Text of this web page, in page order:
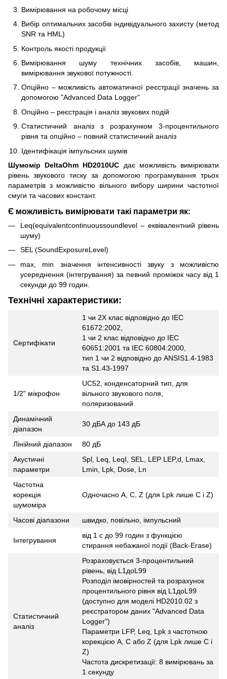
Вимірювання на робочому місці
Вибір оптимальних засобів індивідуального захисту (метод
SNR та HML)
Контроль якості продукції
Вимірювання шуму технічних засобів, машин,
вимірювання звукової потужності.
Опційно – можливість автоматичної реєстрації значень за
допомогою "Advanced Data Logger"
Опційно – реєстрація і аналіз звукових подій
Статистичний аналіз з розрахунком 3-процентильного
рівня та опційно – повний статистичний аналіз
Ідентифікація імпульсних шумів
Шумомір DeltaOhm HD2010UC дає можливість вимірювати
рівень звукового тиску за допомогою програмування трьох
параметрів з можливістю вільного вибору ширини частотної
смуги та часових констант.
Є можливість вимірювати такі параметри як:
Leq(equivalentcontinuoussoundlevel – еквівалентний рівень
шуму)
SEL (SoundExposureLevel)
max, min значення інтенсивності звуку з можливістю
усереднення (інтегрування) за певний проміжок часу від 1
секунди до 99 годин.
Технічні характеристики:
Сертифікати
1 чи 2Х клас відповідно до IEC
61672:2002,
1 чи 2 клас відповідно до IEC
60651:2001 та IEC 60804:2000,
тип 1 чи 2 відповідно до ANSIS1.4-1983
та S1.43-1997
1/2" мікрофон
UC52, конденсаторний тип, для
вільного звукового поля,
поляризований
Динамічний
діапазон
30 дБА до 143 дБ
Лінійний діапазон
80 дБ
Акустичні
параметри
Spl, Leq, LeqI, SEL, LEP LEP,d, Lmax,
Lmin, Lpk, Dose, Ln
Частотна
корекція
шумоміра
Одночасно A, C, Z (для Lpk лише C і Z)
Часові діапазони швидко, повільно, імпульсний
Інтегрування
від 1 с до 99 годин з функцією
стирання небажаної події (Back-Erase)
Статистичний
аналіз
Розраховується 3-процентильний
рівень, від L1доL99
Розподіл імовірностей та розрахунок
процентильного рівня від L1доL99
(доступно для моделі HD2010.02 з
реєстратором даних "Advanced Data
Logger")
Параметри LFP, Leq, Lpk з частотною
корекцією A, C або Z (для Lpk лише C і
Z)
Частота дискретизації: 8 вимірювань за
1 секунду